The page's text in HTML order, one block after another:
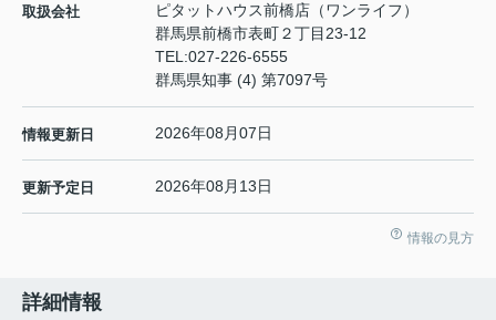
取扱会社
ピタットハウス前橋店（ワンライフ）
群馬県前橋市表町２丁目23-12
TEL:027-226-6555
群馬県知事 (4) 第7097号
情報更新日 2026年08月07日
更新予定日 2026年08月13日
情報の見方
詳細情報